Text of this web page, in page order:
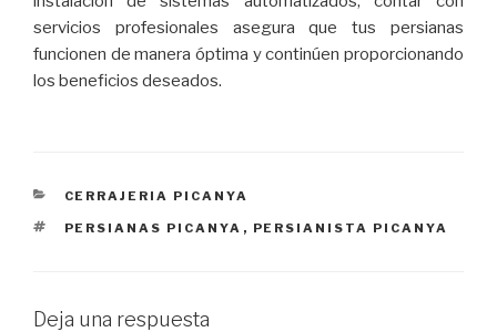
servicios profesionales asegura que tus persianas
funcionen de manera óptima y continúen proporcionando
los beneficios deseados.
CATEGORÍAS
CERRAJERIA PICANYA
ETIQUETAS
PERSIANAS PICANYA , PERSIANISTA PICANYA
Deja una respuesta